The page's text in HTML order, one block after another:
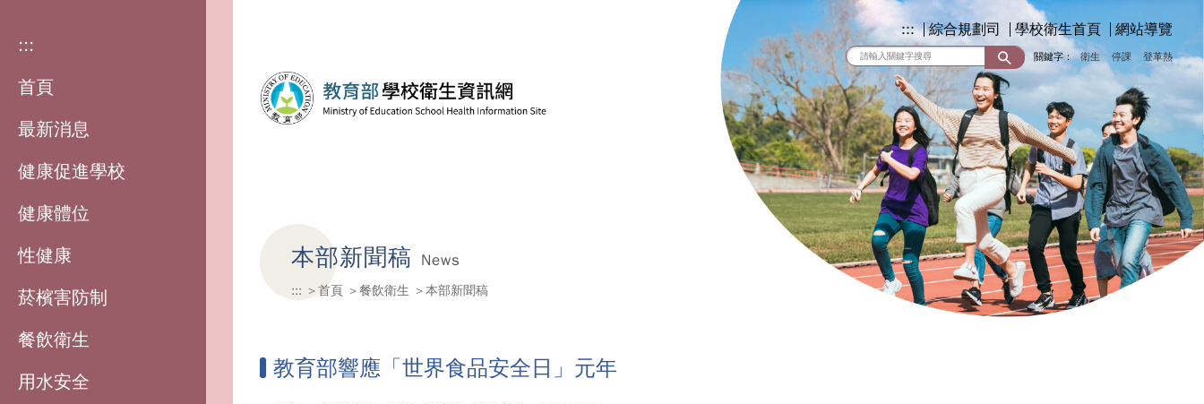
:::
首頁
最新消息
健康促進學校
健康體位
性健康
菸檳害防制
餐飲衛生
用水安全
::: 綜合規劃司 學校衛生首頁 網站導覽
關鍵字： 衛生 停課 登革熱
本部新聞稿 News
::: 首頁 餐飲衛生 本部新聞稿
教育部響應「世界食品安全日」元年